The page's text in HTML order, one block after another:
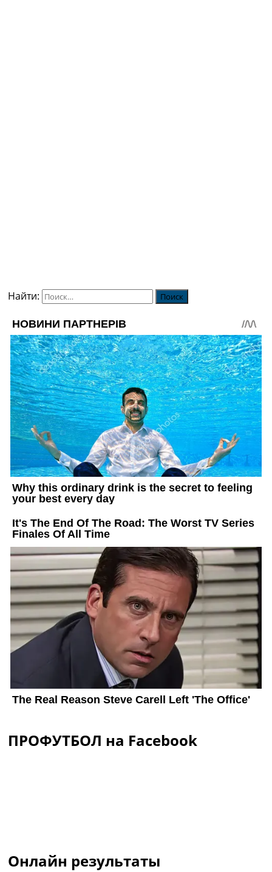
Найти:
ПРОФУТБОЛ на Facebook
Онлайн результаты